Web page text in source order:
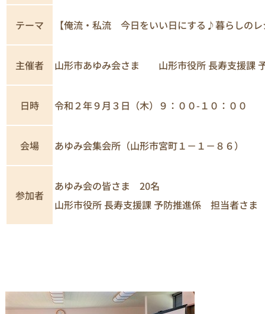
テーマ 【俺流・私流 今日をいい日にする♪暮らしのレ
主催者 山形市あゆみ会さま 山形市役所 長寿支援課
日時 令和２年９月３日（木）９：００-１０：００
会場 あゆみ会集会所（山形市宮町１－１－８６）
参加者
あゆみ会の皆さま 20名
山形市役所 長寿支援課 予防推進係 担当者さ